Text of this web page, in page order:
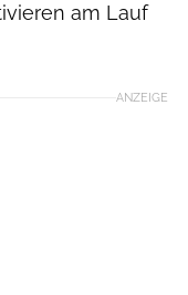
am Lauf
ANZEIGE